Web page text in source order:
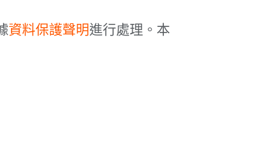
資料保護聲明進行處理。本